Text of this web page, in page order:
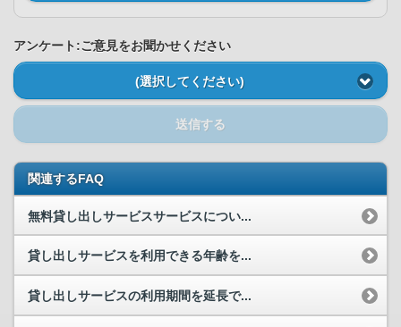
アンケート:ご意見をお聞かせください
(選択してください)
送信する
関連するFAQ
無料貸し出しサービスサービスについ...
貸し出しサービスを利用できる年齢を...
貸し出しサービスの利用期間を延長で...